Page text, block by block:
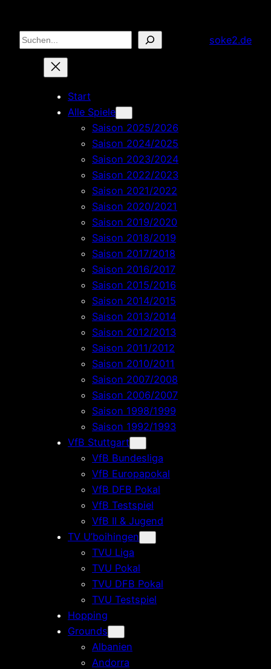
Inhalt
springen
Suchen soke2.de
Start
Alle Spiele
Saison 2025/2026
Saison 2024/2025
Saison 2023/2024
Saison 2022/2023
Saison 2021/2022
Saison 2020/2021
Saison 2019/2020
Saison 2018/2019
Saison 2017/2018
Saison 2016/2017
Saison 2015/2016
Saison 2014/2015
Saison 2013/2014
Saison 2012/2013
Saison 2011/2012
Saison 2010/2011
Saison 2007/2008
Saison 2006/2007
Saison 1998/1999
Saison 1992/1993
VfB Stuttgart
VfB Bundesliga
VfB Europapokal
VfB DFB Pokal
VfB Testspiel
VfB II & Jugend
TV U’boihingen
TVU Liga
TVU Pokal
TVU DFB Pokal
TVU Testspiel
Hopping
Grounds
Albanien
Andorra